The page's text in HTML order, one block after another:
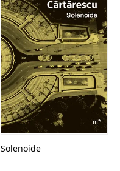
Solenoide